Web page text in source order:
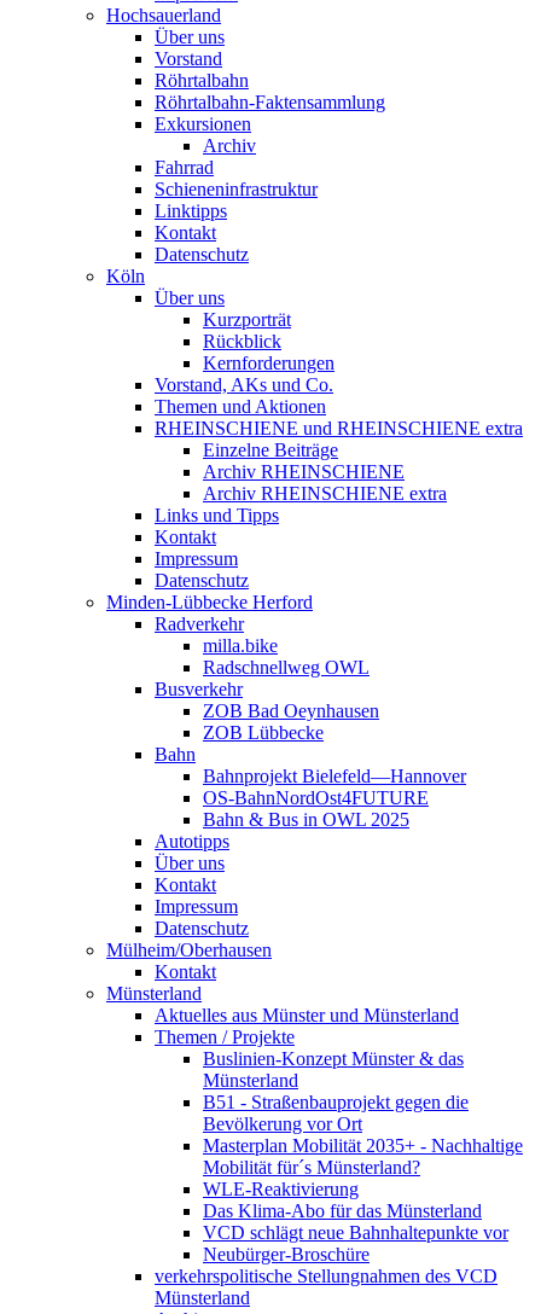
Hochsauerland
Über uns
Vorstand
Röhrtalbahn
Röhrtalbahn-Faktensammlung
Exkursionen
Archiv
Fahrrad
Schieneninfrastruktur
Linktipps
Kontakt
Datenschutz
Köln
Über uns
Kurzporträt
Rückblick
Kernforderungen
Vorstand, AKs und Co.
Themen und Aktionen
RHEINSCHIENE und RHEINSCHIENE extra
Einzelne Beiträge
Archiv RHEINSCHIENE
Archiv RHEINSCHIENE extra
Links und Tipps
Kontakt
Impressum
Datenschutz
Minden-Lübbecke Herford
Radverkehr
milla.bike
Radschnellweg OWL
Busverkehr
ZOB Bad Oeynhausen
ZOB Lübbecke
Bahn
Bahnprojekt Bielefeld—Hannover
OS-BahnNordOst4FUTURE
Bahn & Bus in OWL 2025
Autotipps
Über uns
Kontakt
Impressum
Datenschutz
Mülheim/Oberhausen
Kontakt
Münsterland
Aktuelles aus Münster und Münsterland
Themen / Projekte
Buslinien-Konzept Münster & das
Münsterland
B51 - Straßenbauprojekt gegen die
Bevölkerung vor Ort
Masterplan Mobilität 2035+ - Nachhaltige
Mobilität für´s Münsterland?
WLE-Reaktivierung
Das Klima-Abo für das Münsterland
VCD schlägt neue Bahnhaltepunkte vor
Neubürger-Broschüre
verkehrspolitische Stellungnahmen des VCD
Münsterland